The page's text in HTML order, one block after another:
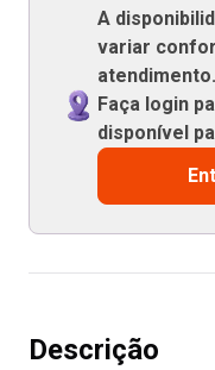
A
variar
atendimento.
Faça login
disponível
Descrição